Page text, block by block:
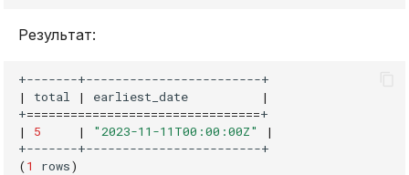
Результат:
|
total | earliest_date
|
+================================
|
5 | "2023-11-11T00:00:00Z"
|
(1 rows)